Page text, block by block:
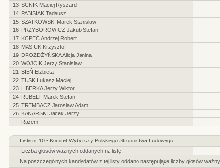
13 SONIK Maciej Ryszard
14 PABISIAK Tadeusz
15 SZATKOWSKI Marek Stanisław
16 PRZYBOROWICZ Jakub Stefan
17 KOPEĆ Andrzej Robert
18 MASIUK Krzysztof
19 DROŻDŻYŃSKA Alicja Janina
20 WÓJCIK Jerzy Stanisław
21
BIEŃ Elżbieta
22 TUSK Łukasz Maciej
23 LIBERKA Jerzy Wiktor
24 RUBELT Marek Stefan
25 TREMBACZ Jarosław Adam
26 KANARSKI Jacek Jerzy
Razem
Lista nr 10 - Komitet Wyborczy Polskiego Stronnictwa Ludowego
Liczba głosów ważnych oddanych na listę:
Na poszczególnych kandydatów z tej listy oddano następujące liczby głosów